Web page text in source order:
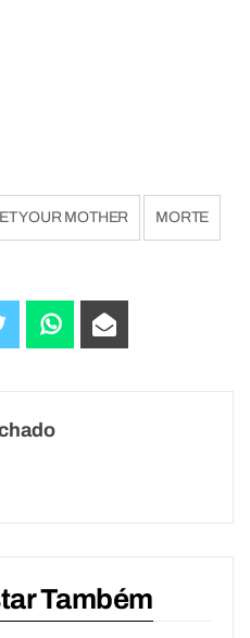
YOUR MOTHER MORTE
Também